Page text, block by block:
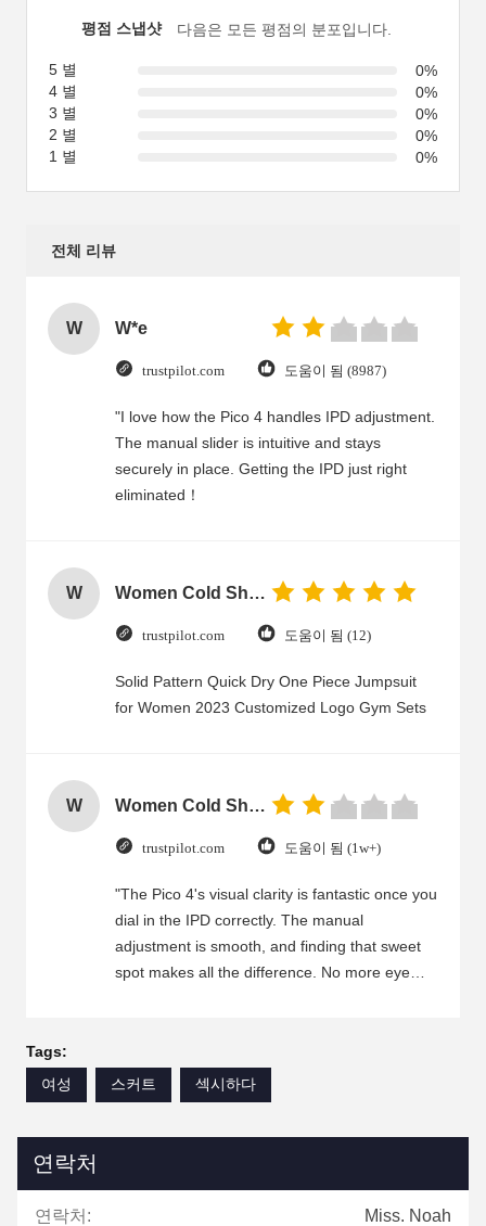
평점 스냅샷 다음은 모든 평점의 분포입니다.
5 별
0%
4 별
0%
3 별
0%
2 별
0%
1 별
0%
전체 리뷰
W W*e
trustpilot.com 도움이 됨 (8987)
"I love how the Pico 4 handles IPD adjustment.
The manual slider is intuitive and stays
securely in place. Getting the IPD just right
eliminated！
W Women Cold Shoulder V Neck Rayon Blouse
trustpilot.com 도움이 됨 (12)
Solid Pattern Quick Dry One Piece Jumpsuit
for Women 2023 Customized Logo Gym Sets
W Women Cold Shoulder V Neck Rayon Blouse
trustpilot.com 도움이 됨 (1w+)
"The Pico 4's visual clarity is fantastic once you
dial in the IPD correctly. The manual
adjustment is smooth, and finding that sweet
spot makes all the difference. No more eye
IPD correctly. The manual adjustment is
smooth, and finding that sweet spot makes all
fantastic once you dial in the IPD correctly. The
Tags:
여성
스커트 섹시하다
연락처
연락처: Miss. Noah